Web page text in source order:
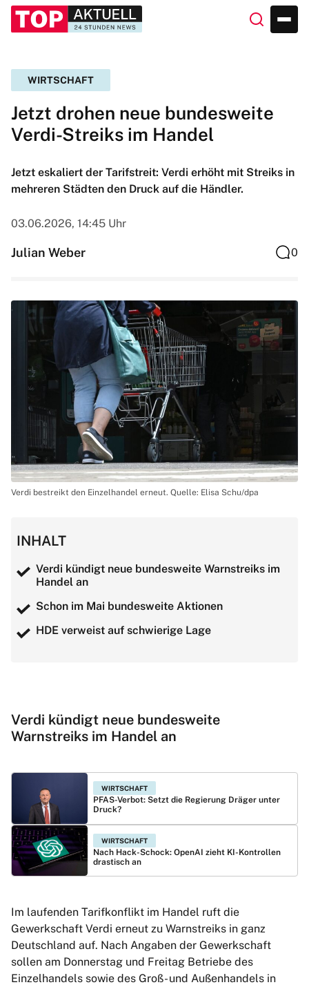
WIRTSCHAFT
Jetzt drohen neue bundesweite
Verdi-Streiks im Handel
Jetzt eskaliert der Tarifstreit: Verdi erhöht mit Streiks in
mehreren Städten den Druck auf die Händler.
03.06.2026, 14:45 Uhr
Julian Weber 0
Verdi bestreikt den Einzelhandel erneut. Quelle: Elisa Schu/dpa
INHALT
Verdi kündigt neue bundesweite Warnstreiks im
Handel an
Schon im Mai bundesweite Aktionen
HDE verweist auf schwierige Lage
Verdi kündigt neue bundesweite
Warnstreiks im Handel an
WIRTSCHAFT
PFAS-Verbot: Setzt die Regierung Dräger unter
Druck?
WIRTSCHAFT
Nach Hack-Schock: OpenAI zieht KI-Kontrollen
drastisch an
Im laufenden Tarifkonflikt im Handel ruft die
Gewerkschaft Verdi erneut zu Warnstreiks in ganz
Deutschland auf. Nach Angaben der Gewerkschaft
sollen am Donnerstag und Freitag Betriebe des
Einzelhandels sowie des Groß- und Außenhandels in